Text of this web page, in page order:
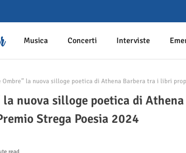
Musica Concerti Interviste
Ombre” la nuova silloge poetica di Athena Barbera tra i libri
la nuova silloge poetica di
Strega Poesia 2024